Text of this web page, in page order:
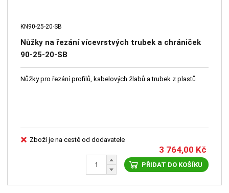
KN90-25-20-SB
Nůžky na řezání vícevrstvých trubek a chrániček
90-25-20-SB
Nůžky pro řezání profilů, kabelových žlabů a trubek z plastů
Zboží je na cestě od dodavatele
3 764,00 Kč
PŘIDAT DO KOŠÍKU